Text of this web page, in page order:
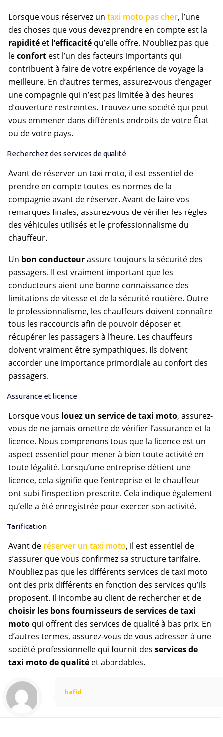
Lorsque vous réservez untaxi moto pas cher, l’une
des choses que vous devez prendre en compte est la
rapidité et l’efficacité qu’elle offre. N’oubliez pas que
leconfort est l’un des facteurs importants qui
contribuent à faire de votre expérience de voyage la
meilleure. En d’autres termes, assurez-vous d’engager
une compagnie qui n’est pas limitée à des heures
d’ouverture restreintes. Trouvez une société qui peut
vous emmener dans différents endroits de votre État
ou de votre pays.
Recherchez des services de qualité
Avant de réserver un taxi moto, il est essentiel de
prendre en compte toutes les normes de la
compagnie avant de réserver. Avant de faire vos
remarques finales, assurez-vous de vérifier les règles
des véhicules utilisés et le professionnalisme du
chauffeur.
Un bon conducteurassure toujours la sécurité des
passagers. Il est vraiment important que les
conducteurs aient une bonne connaissance des
limitations de vitesse et de la sécurité routière. Outre
le professionnalisme, les chauffeurs doivent connaître
tous les raccourcis afin de pouvoir déposer et
récupérer les passagers à l’heure. Les chauffeurs
doivent vraiment être sympathiques. Ils doivent
accorder une importance primordiale au confort des
passagers.
Assurance et licence
Lorsque vous louez un service de taxi moto, assurez-
vous de ne jamais omettre de vérifier l’assurance et la
licence. Nous comprenons tous que la licence est un
aspect essentiel pour mener à bien toute activité en
toute légalité. Lorsqu’une entreprise détient une
licence, cela signifie que l’entreprise et le chauffeur
ont subi l’inspection prescrite. Cela indique également
qu’elle a été enregistrée pour exercer son activité.
Tarification
Avant de réserver un taxi moto, il est essentiel de
s’assurer que vous confirmez sa structure tarifaire.
N’oubliez pas que les différents services de taxi moto
ont des prix différents en fonction des services qu’ils
proposent. Il incombe au client de rechercher et de
choisir les bons fournisseurs de services de taxi
moto qui offrent des services de qualité à bas prix. En
d’autres termes, assurez-vous de vous adresser à une
société professionnelle qui fournit desservices de
taxi moto de qualité et abordables.
hafid